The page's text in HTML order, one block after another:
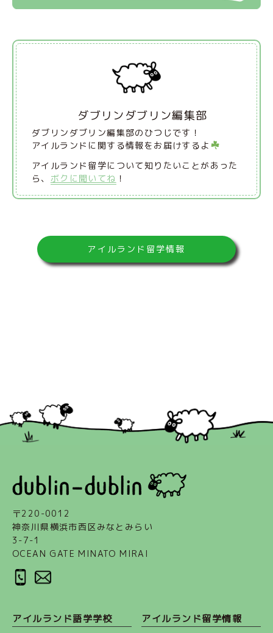
ダブリンダブリン編集部
ダブリンダブリン編集部のひつじです！
アイルランドに関する情報をお届けするよ
アイルランド留学について知りたいことがあった
ら、 ボクに聞いてね ！
アイルランド留学情報
〒220-0012
神奈川県横浜市西区みなとみらい
3-7-1
OCEAN GATE MINATO MIRAI
アイルランド語学学校 アイルランド留学情報